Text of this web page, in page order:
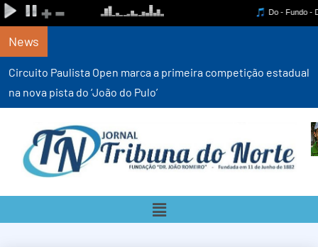
News
Circuito Paulista Open marca a primeira competição estadual
na nova pista do ‘João do Pulo’